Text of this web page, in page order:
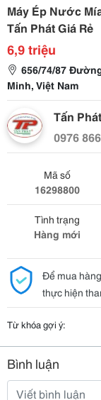
Máy Ép Nước
Tấn Phát Giá Rẻ
6,9 triệu
656/74/87
Minh, Việt Nam
Tấn Phát
0976
Mã số
16298800
Tình trạng
Hàng mới
Để mua
thực hiện
Từ khóa gợi ý:
Bình luận